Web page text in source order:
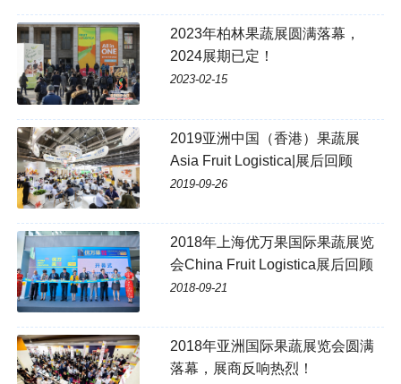
2023年柏林果蔬展圆满落幕，
2024展期已定！
2023-02-15
2019亚洲中国（香港）果蔬展
Asia Fruit Logistica|展后回顾
2019-09-26
2018年上海优万果国际果蔬展览
会China Fruit Logistica展后回顾
2018-09-21
2018年亚洲国际果蔬展览会圆满
落幕，展商反响热烈！